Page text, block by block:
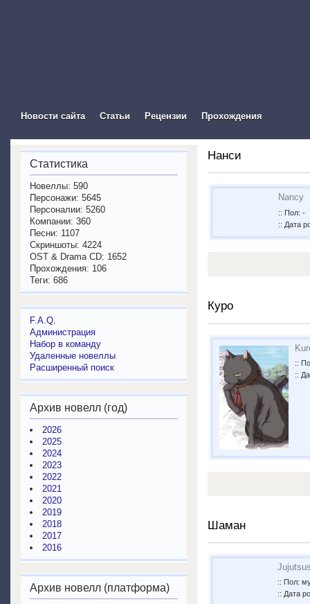
Новости сайта Статьи Рецензии Прохождения
Нанси
Nancy
:: Пол: -
:: Дата
Куро
::
::
Шаман
:: Пол:
:: Дата
Статистика
Новеллы: 590
Персонажи: 5645
Персоналии: 5260
Компании: 360
Песни: 1107
Скриншоты: 4224
OST & Drama CD: 1652
Прохождения: 106
Теги: 686
F.A.Q.
Администрация
Набор в команду
Удаленные новеллы
Расширенный поиск
Архив новелл (год)
2026
2025
2024
2023
2022
2021
2020
2019
2018
2017
2016
Архив новелл (платформа)